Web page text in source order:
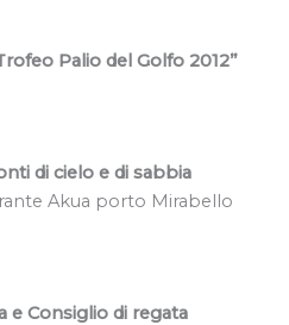
Palio del Golfo 2012”
di cielo e di sabbia
Akua porto Mirabello
e Consiglio di regata